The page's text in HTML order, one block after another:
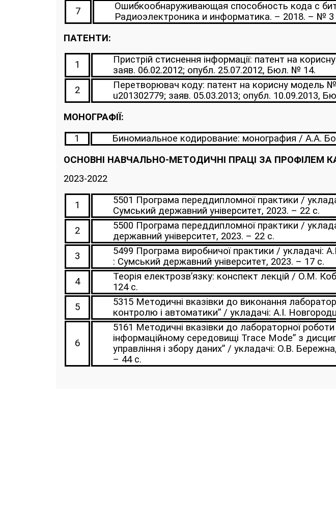
7
Ошибкообнаруживающая способность кода с
Радиоэлектроника и информатика. – 2018. – № 3
ПАТЕНТИ:
1
Пристрій стиснення інформації: патент на
заяв. 06.02.2012; опубл. 25.07.2012, Бюл. № 14.
2
Перетворювач коду: патент на корисну
u201302779; заяв. 05.03.2013; опубл. 10.09.2013,
МОНОГРАФІЇ:
1
Биномиальное кодирование: монография / А.А.
ОСНОВНІ НАВЧАЛЬНО-МЕТОДИЧНІ ПРАЦІ ЗА ПРОФІЛЕМ
2023-2022
1
5501 Програма переддипломної практики /
Сумський державний університет, 2023. – 22 с.
2
5500 Програма переддипломної практики /
державний університет, 2023. – 22 с.
3
5499 Програма виробничої практики /
: Сумський державний університет, 2023. – 17 с.
4
Теорія електрозв’язку: конспект лекцій / О.М.
124 с.
5
5315 Методичні вказівки до виконання
контролю і автоматики” / укладачі: А.І.
6
5161 Методичні вказівки до лабораторної
інформаційному середовищі Trace Mode” з
управління і збору даних” / укладачі: О.В.
– 44 с.